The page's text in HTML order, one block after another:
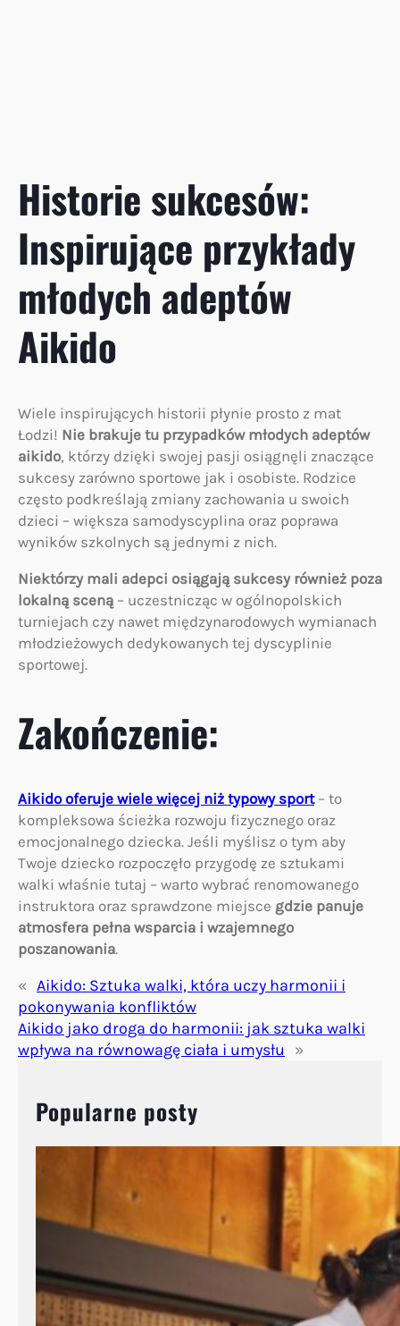
Historie sukcesów:
Inspirujące przykłady
młodych adeptów
Aikido
Wiele inspirujących historii płynie prosto z mat
Łodzi! Nie brakuje tu przypadków młodych adeptów
aikido, którzy dzięki swojej pasji osiągnęli znaczące
sukcesy zarówno sportowe jak i osobiste. Rodzice
często podkreślają zmiany zachowania u swoich
dzieci – większa samodyscyplina oraz poprawa
wyników szkolnych są jednymi z nich.
Niektórzy mali adepci osiągają sukcesy również poza
lokalną sceną – uczestnicząc w ogólnopolskich
turniejach czy nawet międzynarodowych wymianach
młodzieżowych dedykowanych tej dyscyplinie
sportowej.
Zakończenie:
Aikido oferuje wiele więcej niż typowy sport– to
kompleksowa ścieżka rozwoju fizycznego oraz
emocjonalnego dziecka. Jeśli myślisz o tym aby
Twoje dziecko rozpoczęło przygodę ze sztukami
walki właśnie tutaj – warto wybrać renomowanego
instruktora oraz sprawdzone miejsce gdzie panuje
atmosfera pełna wsparcia i wzajemnego
poszanowania.
« Aikido: Sztuka walki, która uczy harmonii i
pokonywania konfliktów
Aikido jako droga do harmonii: jak sztuka walki
wpływa na równowagę ciała i umysłu
»
Popularne posty